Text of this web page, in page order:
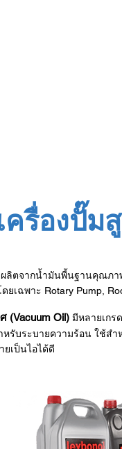
ครื่องปั๊
ตจากน้ำมันพี้นฐานคุณภา
เฉพาะ Rotary Pump,
Oil) มีหลายเก
บระบายความร้อน ใช้สำ
เป็นไอได้ดี